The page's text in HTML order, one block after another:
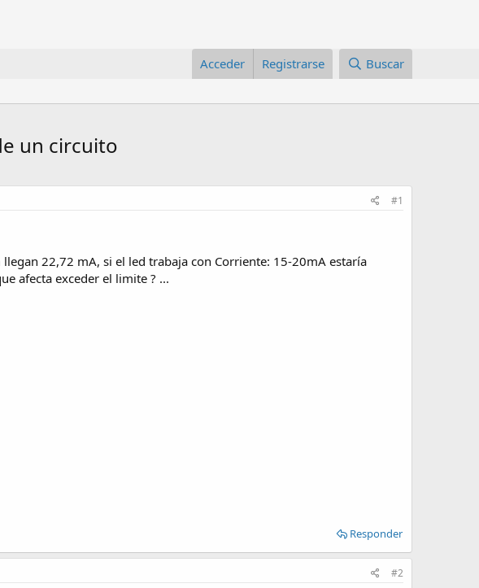
Acceder Registrarse Buscar
un circuito
#1
22,72 mA, si el led trabaja con Corriente: 15-20mA estaría
afecta exceder el limite ? ...
Responder
#2